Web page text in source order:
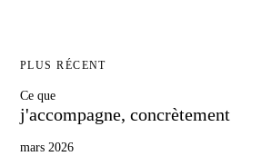
PLUS RÉCENT
Ce que
j'accompagne, concrètement
mars 2026